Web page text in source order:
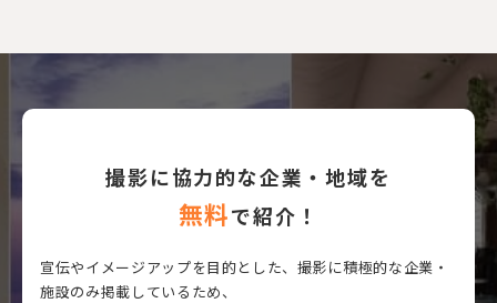
撮影に協力的な企業・地域を
無料で紹介！
宣伝やイメージアップを目的とした、撮影に積極的な企業・
施設のみ掲載しているため、